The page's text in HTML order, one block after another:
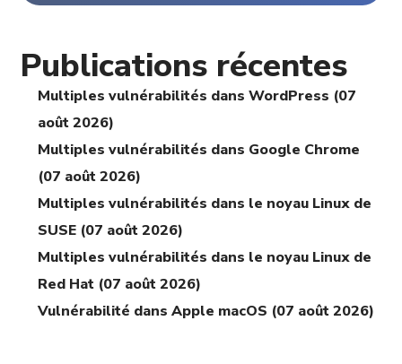
Publications récentes
Multiples vulnérabilités dans WordPress (07
août 2026)
Multiples vulnérabilités dans Google Chrome
(07 août 2026)
Multiples vulnérabilités dans le noyau Linux de
SUSE (07 août 2026)
Multiples vulnérabilités dans le noyau Linux de
Red Hat (07 août 2026)
Vulnérabilité dans Apple macOS (07 août 2026)